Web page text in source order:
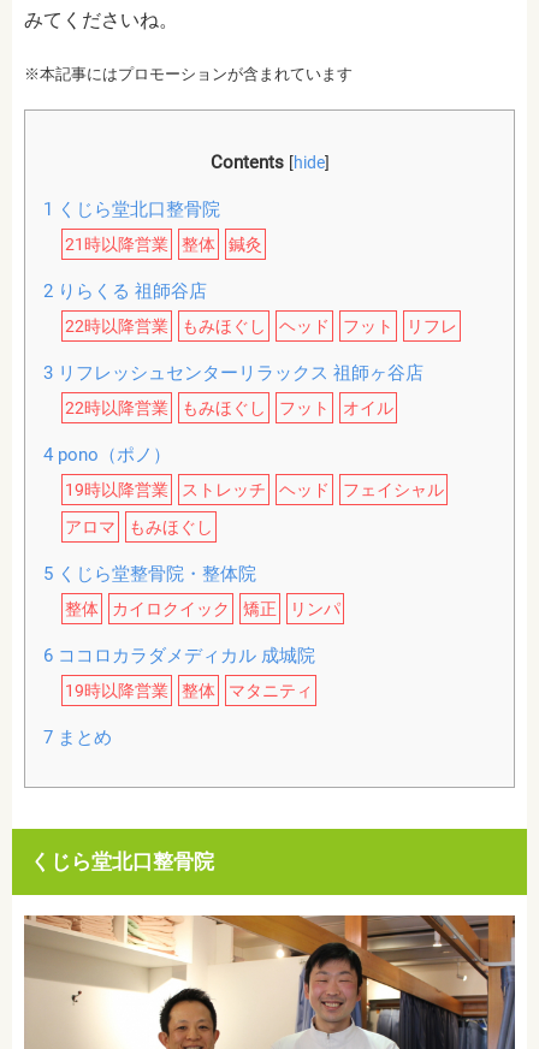
みてくださいね。
※本記事にはプロモーションが含まれています
Contents [hide]
1 くじら堂北口整骨院
21時以降営業 整体 鍼灸
2りらくる 祖師谷店
22時以降営業 もみほぐし ヘッド フット リフレ
3リフレッシュセンターリラックス 祖師ヶ谷店
22時以降営業 もみほぐし フット オイル
4pono（ポノ）
19時以降営業 ストレッチ ヘッド
フェイシャル
アロマ
もみほぐし
5くじら堂整骨院・整体院
整体 カイロクイック 矯正 リンパ
6ココロカラダメディカル 成城院
19時以降営業 整体 マタニティ
7まとめ
くじら堂北口整骨院